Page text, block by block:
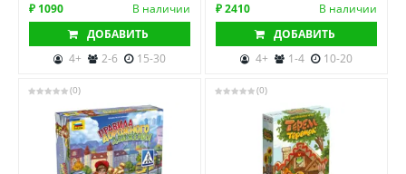
₽ 1090
В наличии
ДОБАВИТЬ
4+
2-6 15-30
₽ 2410
В наличии
ДОБАВИТЬ
4+
1-4 10-20
(0) (0)